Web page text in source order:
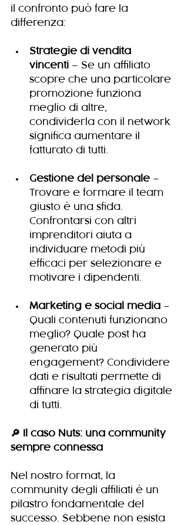
il confronto può fare la
differenza:
Strategie di vendita
vincenti – Se un affiliato
scopre che una particolare
promozione funziona
meglio di altre,
condividerla con il network
significa aumentare il
fatturato di tutti.
Gestione del personale –
Trovare e formare il team
giusto è una sfida.
Confrontarsi con altri
imprenditori aiuta a
individuare metodi più
efficaci per selezionare e
motivare i dipendenti.
Marketing e social media –
Quali contenuti funzionano
meglio? Quale post ha
generato più
engagement? Condividere
dati e risultati permette di
affinare la strategia digitale
di tutti.
🔎 Il caso Nuts: una community
sempre connessa
Nel nostro format, la
community degli affiliati è un
pilastro fondamentale del
successo. Sebbene non esista